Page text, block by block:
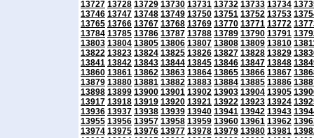
13727 13728 13729 13730 13731 13732 13733 13734
13746 13747 13748 13749 13750 13751 13752 13753
13765 13766 13767 13768 13769 13770 13771 13772
13784 13785 13786 13787 13788 13789 13790 13791
13803 13804 13805 13806 13807 13808 13809 13810
13822 13823 13824 13825 13826 13827 13828 13829
13841 13842 13843 13844 13845 13846 13847 13848
13860 13861 13862 13863 13864 13865 13866 13867
13879 13880 13881 13882 13883 13884 13885 13886
13898 13899 13900 13901 13902 13903 13904 13905
13917 13918 13919 13920 13921 13922 13923 13924
13936 13937 13938 13939 13940 13941 13942 13943
13955 13956 13957 13958 13959 13960 13961 13962
13974 13975 13976 13977 13978 13979 13980 13981